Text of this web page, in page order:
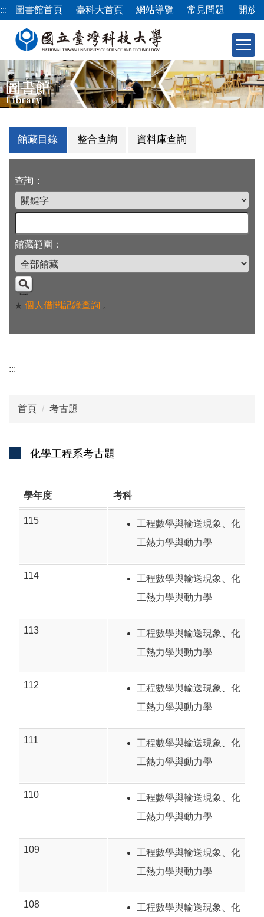
跳
到
內
容
區
::: 圖書館首頁 臺科大首頁 網站導覽 常見問題 開放
圖書館
Library
館藏目錄 整合查詢 資料庫查詢
查詢：
館藏範圍：
★ 個人借閱記錄查詢 。
:::
首頁 考古題
化學工程系考古題
學年度 考科
115 工程數學與輸送現象
化
工熱力學與動力學
114 工程數學與輸送現象
化
工熱力學與動力學
113 工程數學與輸送現象
化
工熱力學與動力學
112 工程數學與輸送現象
化
工熱力學與動力學
111 工程數學與輸送現象
化
工熱力學與動力學
110 工程數學與輸送現象
化
工熱力學與動力學
109 工程數學與輸送現象
化
工熱力學與動力學
108 工程數學與輸送現象
化